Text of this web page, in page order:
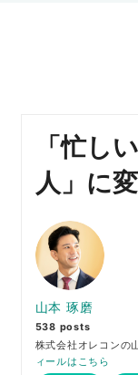
「忙し
人」に
山本 琢磨
538 posts
株式会社オレコン
ィールはこちら